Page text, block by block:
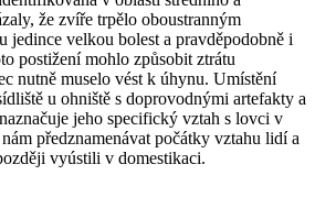
že zvíře trpělo oboustranným
jedince velkou bolest a pravděpodobně i
postižení mohlo způsobit ztrátu
nutně muselo vést k úhynu. Umístění
u ohniště s doprovodnými artefakty a
jeho specifický vztah s lovci v
předznamenávat počátky vztahu lidí a
vyústili v domestikaci.